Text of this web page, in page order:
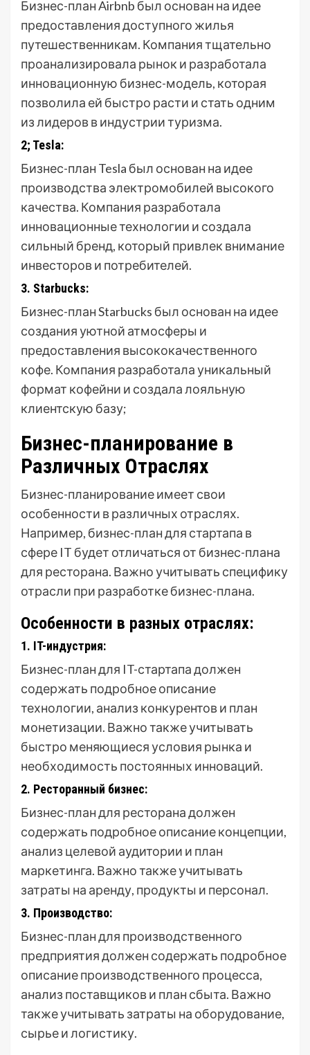
Бизнес-план Airbnb был основан на идее
предоставления доступного жилья
путешественникам. Компания тщательно
проанализировала рынок и разработала
инновационную бизнес-модель, которая
позволила ей быстро расти и стать одним
из лидеров в индустрии туризма.
2; Tesla:
Бизнес-план Tesla был основан на идее
производства электромобилей высокого
качества. Компания разработала
инновационные технологии и создала
сильный бренд, который привлек внимание
инвесторов и потребителей.
3. Starbucks:
Бизнес-план Starbucks был основан на идее
создания уютной атмосферы и
предоставления высококачественного
кофе. Компания разработала уникальный
формат кофейни и создала лояльную
клиентскую базу;
Бизнес-планирование в
Различных Отраслях
Бизнес-планирование имеет свои
особенности в различных отраслях.
Например, бизнес-план для стартапа в
сфере IT будет отличаться от бизнес-плана
для ресторана. Важно учитывать специфику
отрасли при разработке бизнес-плана.
Особенности в разных отраслях:
1. IT-индустрия:
Бизнес-план для IT-стартапа должен
содержать подробное описание
технологии, анализ конкурентов и план
монетизации. Важно также учитывать
быстро меняющиеся условия рынка и
необходимость постоянных инноваций.
2. Ресторанный бизнес:
Бизнес-план для ресторана должен
содержать подробное описание концепции,
анализ целевой аудитории и план
маркетинга. Важно также учитывать
затраты на аренду, продукты и персонал.
3. Производство:
Бизнес-план для производственного
предприятия должен содержать подробное
описание производственного процесса,
анализ поставщиков и план сбыта. Важно
также учитывать затраты на оборудование,
сырье и логистику.